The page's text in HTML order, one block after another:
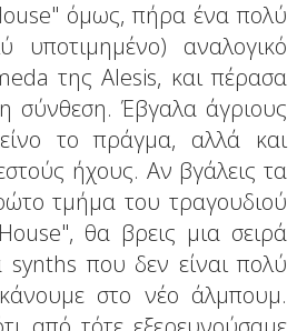
όμως, πήρα ένα πολύ
υποτιμημένο) αναλογικό
της Alesis, και πέρασα
σύνθεση. Έβγαλα άγριους
το πράγμα, αλλά και
ήχους. Αν βγάλεις τα
τμήμα του τραγουδιού
θα βρεις μια σειρά
synths που δεν είναι πολύ
στο νέο άλμπουμ.